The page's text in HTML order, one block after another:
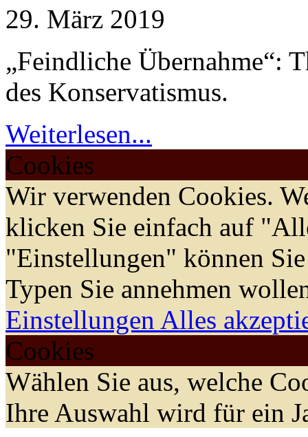
29. März 2019
„Feindliche Übernahme“:
des Konservatismus.
Weiterlesen...
Cookies
Wir verwenden Cookies.
klicken Sie einfach auf
"Einstellungen" können
Typen Sie annehmen
Einstellungen Alles
Cookies
Wählen Sie aus, welche
Ihre Auswahl wird für ein